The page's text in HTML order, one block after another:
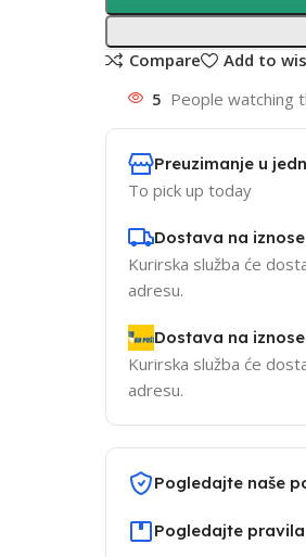
Compare
Add to
5 People watching
Preuzimanje u
To pick up today
Dostava na
Kurirska služba će
adresu.
Dostava na
Kurirska služba će
adresu.
Pogledajte naše
Pogledajte